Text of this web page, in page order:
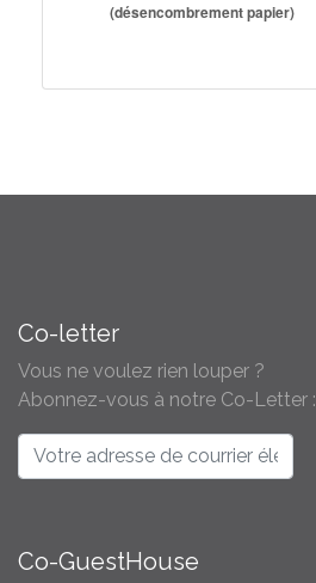
(désencombrement papier)
Co-letter
Vous ne voulez rien louper ?
Abonnez-vous à notre Co-Letter :
Co-GuestHouse